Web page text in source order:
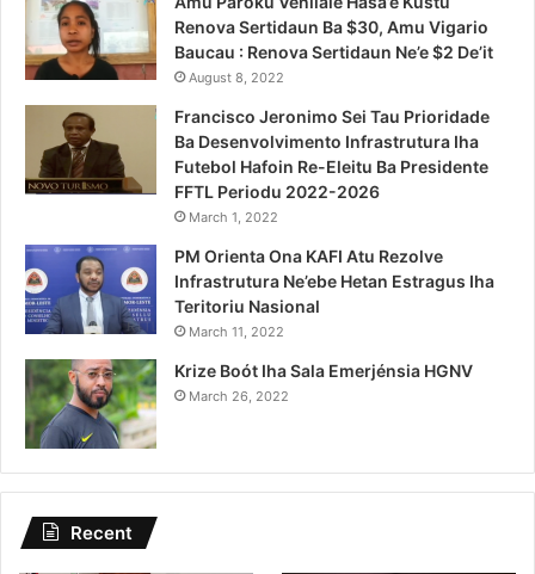
Renova Sertidaun Ba $30, Amu Vigario
Baucau : Renova Sertidaun Ne’e $2 De’it
August 8, 2022
Francisco Jeronimo Sei Tau Prioridade
Ba Desenvolvimento Infrastrutura Iha
Futebol Hafoin Re-Eleitu Ba Presidente
FFTL Periodu 2022-2026
March 1, 2022
PM Orienta Ona KAFI Atu Rezolve
Infrastrutura Ne’ebe Hetan Estragus Iha
Teritoriu Nasional
March 11, 2022
Krize Boót Iha Sala Emerjénsia HGNV
March 26, 2022
Recent